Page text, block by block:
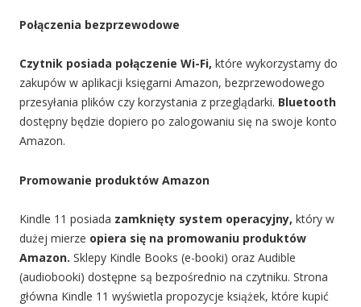
Połączenia bezprzewodowe
Czytnik posiada połączenie Wi-Fi, które wykorzystamy do
zakupów w aplikacji księgarni Amazon, bezprzewodowego
przesyłania plików czy korzystania z przeglądarki. Bluetooth
dostępny będzie dopiero po zalogowaniu się na swoje konto
Amazon.
Promowanie produktów Amazon
Kindle 11 posiada zamknięty system operacyjny, który w
dużej mierze opiera się na promowaniu produktów
Amazon. Sklepy Kindle Books (e-booki) oraz Audible
(audiobooki) dostępne są bezpośrednio na czytniku. Strona
główna Kindle 11 wyświetla propozycje książek, które kupić